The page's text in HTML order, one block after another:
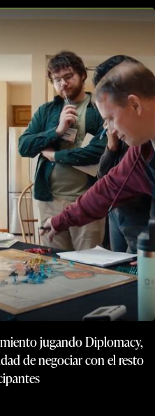
jugando Diplomacy,
de negociar con el resto